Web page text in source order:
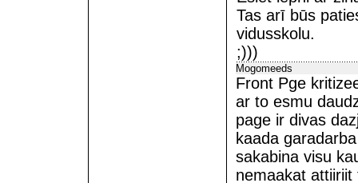
Tas arī būs
vidusskolu.
;)))
Mogomeeds
Front Pge
ar to esmu
page ir divas
kaada
sakabina visu
nemaakat